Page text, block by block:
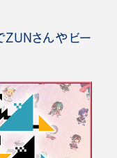
ZUNさんやビー